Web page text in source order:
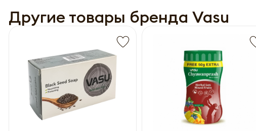
Другие товары бренда Vasu
Обязательны к